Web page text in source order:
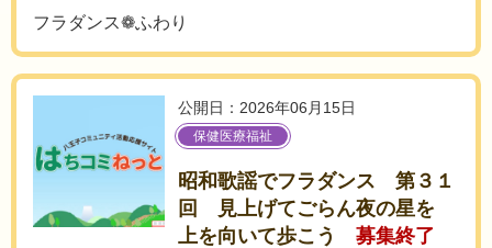
フラダンス❁ふわり
公開日：2026年06月15日
保健医療福祉
昭和歌謡でフラダンス 第３１
回 見上げてごらん夜の星を
上を向いて歩こう
募集終了